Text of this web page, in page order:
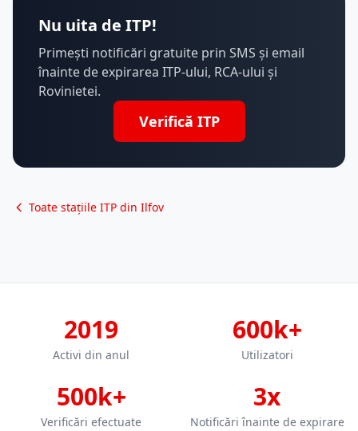
Nu uita de ITP!
Primești notificări gratuite prin SMS și email
înainte de expirarea ITP-ului, RCA-ului și
Rovinietei.
Verifică ITP
Toate stațiile ITP din Ilfov
2019
Activi din anul
600k+
Utilizatori
500k+
Verificări efectuate
3x
Notificări înainte de expirare